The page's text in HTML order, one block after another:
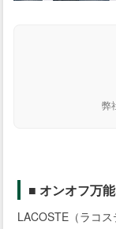
弊
■ オンオフ万
LACOSTE（ラコ